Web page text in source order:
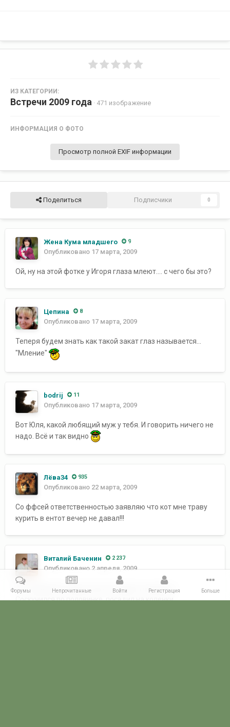
ИЗ КАТЕГОРИИ:
Встречи 2009 года · 471 изображение
ИНФОРМАЦИЯ О ФОТО
Просмотр полной EXIF информации
Поделиться Подписчики 0
Жена Кума младшего 9
Опубликовано 17 марта, 2009
Ой, ну на этой фотке у Игоря глаза млеют.... с чего бы это?
Цепина 8
Опубликовано 17 марта, 2009
Теперя будем знать как такой закат глаз называется...
"Мление"
bodrij 11
Опубликовано 17 марта, 2009
Вот Юля, какой любящий муж у тебя. И говорить ничего не
надо. Всё и так видно
Лёва34 935
Опубликовано 22 марта, 2009
Со ффсей ответственностью заявляю что кот мне траву
курить в ентот вечер не давал!!!
Виталий Баченин 2 237
Опубликовано2 апреля, 2009
Это наверное, сразу после поездки к нам было...
Соскучился по половинке, посадил на коленки
Форумы Непрочитанные Войти Регистрация Больше